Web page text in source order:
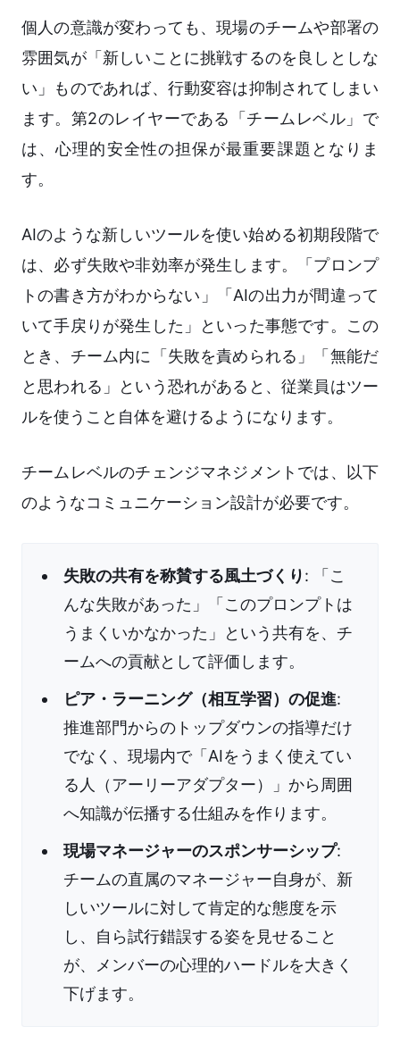
個人の意識が変わっても、現場のチームや部署の
雰囲気が「新しいことに挑戦するのを良しとしな
い」ものであれば、行動変容は抑制されてしまい
ます。第2のレイヤーである「チームレベル」で
は、心理的安全性の担保が最重要課題となりま
す。
AIのような新しいツールを使い始める初期段階で
は、必ず失敗や非効率が発生します。「プロンプ
トの書き方がわからない」「AIの出力が間違って
いて手戻りが発生した」といった事態です。この
とき、チーム内に「失敗を責められる」「無能だ
と思われる」という恐れがあると、従業員はツー
ルを使うこと自体を避けるようになります。
チームレベルのチェンジマネジメントでは、以下
のようなコミュニケーション設計が必要です。
失敗の共有を称賛する風土づくり: 「こ
んな失敗があった」「このプロンプトは
うまくいかなかった」という共有を、チ
ームへの貢献として評価します。
ピア・ラーニング（相互学習）の促進:
推進部門からのトップダウンの指導だけ
でなく、現場内で「AIをうまく使えてい
る人（アーリーアダプター）」から周囲
へ知識が伝播する仕組みを作ります。
現場マネージャーのスポンサーシップ:
チームの直属のマネージャー自身が、新
しいツールに対して肯定的な態度を示
し、自ら試行錯誤する姿を見せること
が、メンバーの心理的ハードルを大きく
下げます。